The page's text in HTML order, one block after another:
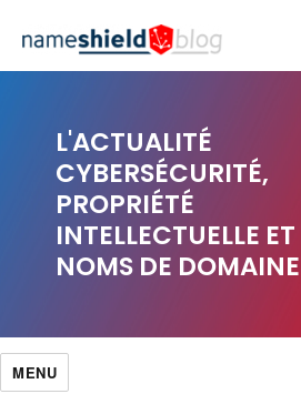
L'ACTUALITÉ
CYBERSÉCURITÉ,
PROPRIÉTÉ
INTELLECTUELLE ET
NOMS DE DOMAINE
MENU